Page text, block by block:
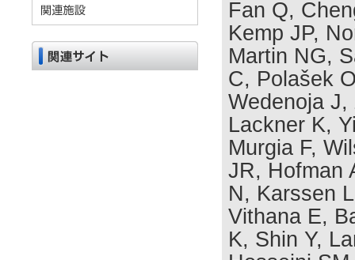
Fan Q,
Kemp JP,
Martin NG,
C, Polašek
Wedenoja J,
Lackner K,
Murgia F,
JR, Hofman
N, Karssen
Vithana E,
K, Shin Y,